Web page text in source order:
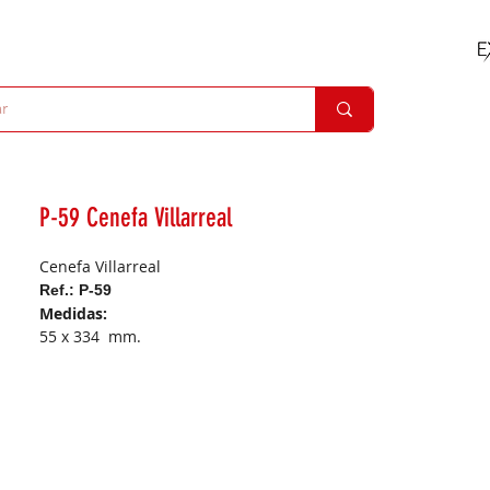
P-59 Cenefa Villarreal
Cenefa Villarreal
Ref.: P-59
Medidas:
55 x 334 mm.